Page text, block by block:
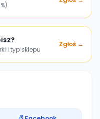
i typ sklepu
Zgłoś →